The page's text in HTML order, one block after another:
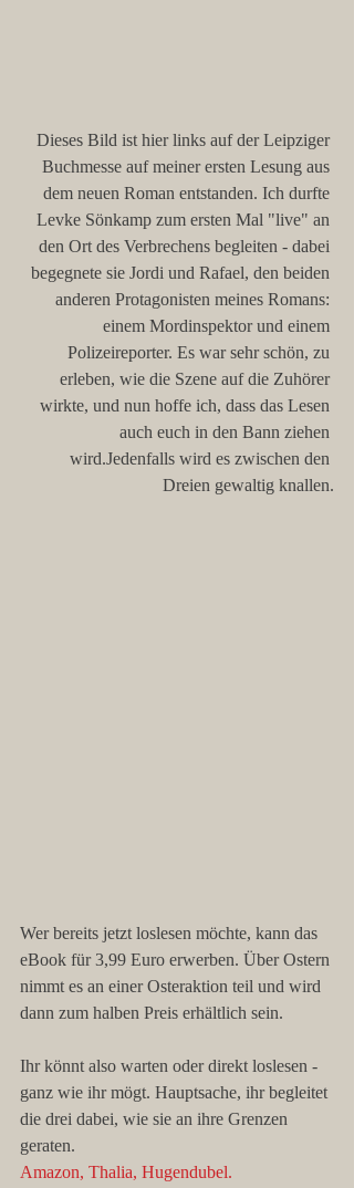
Dieses Bild ist hier links auf der Leipziger
Buchmesse auf meiner ersten Lesung aus
dem neuen Roman entstanden. Ich durfte
Levke Sönkamp zum ersten Mal "live" an
den Ort des Verbrechens begleiten - dabei
begegnete sie Jordi und Rafael, den beiden
anderen Protagonisten meines Romans:
einem Mordinspektor und einem
Polizeireporter. Es war sehr schön, zu
erleben, wie die Szene auf die Zuhörer
wirkte, und nun hoffe ich, dass das Lesen
auch euch in den Bann ziehen
wird.Jedenfalls wird es zwischen den
Dreien gewaltig knallen.
Wer bereits jetzt loslesen möchte, kann das
eBook für 3,99 Euro erwerben. Über Ostern
nimmt es an einer Osteraktion teil und wird
dann zum halben Preis erhältlich sein.
Ihr könnt also warten oder direkt loslesen -
ganz wie ihr mögt. Hauptsache, ihr begleitet
die drei dabei, wie sie an ihre Grenzen
geraten.
Amazon, Thalia, Hugendubel.